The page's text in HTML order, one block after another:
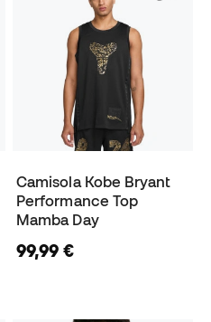
Camisola Kobe Bryant
Performance Top
Mamba Day
99,99 €